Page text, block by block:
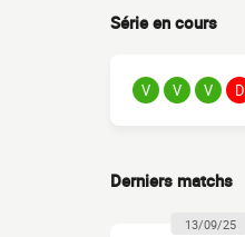
Série en cours
V V V D
Derniers matchs
13/09/25